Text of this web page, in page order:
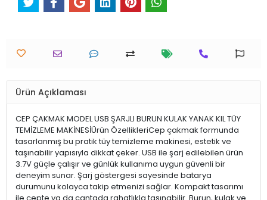
Ürün Açıklaması
CEP ÇAKMAK MODEL USB ŞARJLI BURUN KULAK YANAK KIL TÜY
TEMİZLEME MAKİNESİÜrün ÖzellikleriCep çakmak formunda
tasarlanmış bu pratik tüy temizleme makinesi, estetik ve
taşınabilir yapısıyla dikkat çeker. USB ile şarj edilebilen ürün
3.7V güçle çalışır ve günlük kullanıma uygun güvenli bir
deneyim sunar. Şarj göstergesi sayesinde batarya
durumunu kolayca takip etmenizi sağlar. Kompakt tasarımı